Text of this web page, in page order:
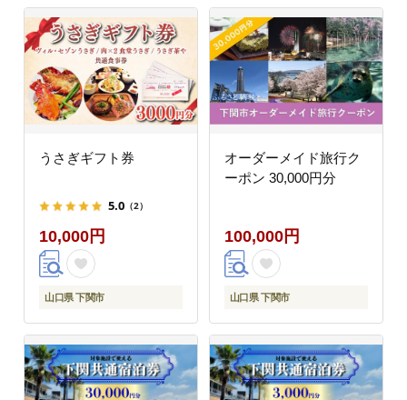
うさぎギフト券
5.0 （2）
10,000円
山口県 下関市
オーダーメイド旅行ク
ーポン 30,000円分
100,000円
山口県 下関市